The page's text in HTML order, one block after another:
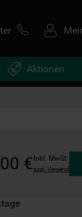
Aktionen
00 € Inkl. MwSt
zzgl. Versand